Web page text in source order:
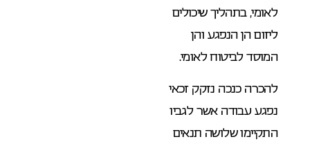
לאומי, בתהליך שיכולים
ליזום הן הנפגע והן
המוסד לביטוח לאומי.
להכרה כנכה נזקק זכאי
נפגע עבודה אשר לגביו
התקיימו שלושה תנאים